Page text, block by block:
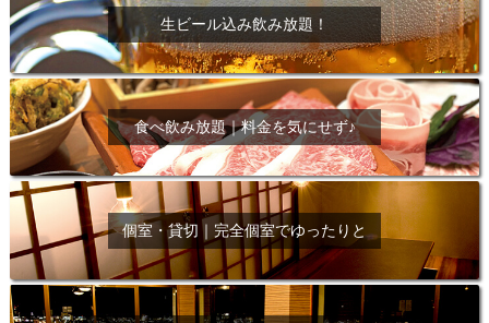
生ビール込み飲み放題！
食べ飲み放題｜料金を気にせず♪
個室・貸切｜完全個室でゆったりと